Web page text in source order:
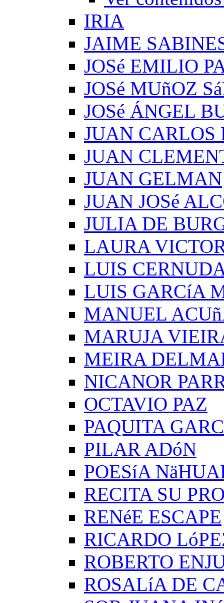
IRIA
JAIME
JOSé EMILIO
JOSé MUñOZ
JOSé ÁNGEL
JUAN CARLOS
JUAN
JUAN GELMAN
JUAN JOSé
JULIA DE
LAURA
LUIS
LUIS GARCíA
MANUEL
MARUJA
MEIRA
NICANOR
OCTAVIO PAZ
PAQUITA
PILAR ADóN
POESíA
RECITA SU
RENéE ESCAPE
RICARDO
ROBERTO
ROSALíA DE